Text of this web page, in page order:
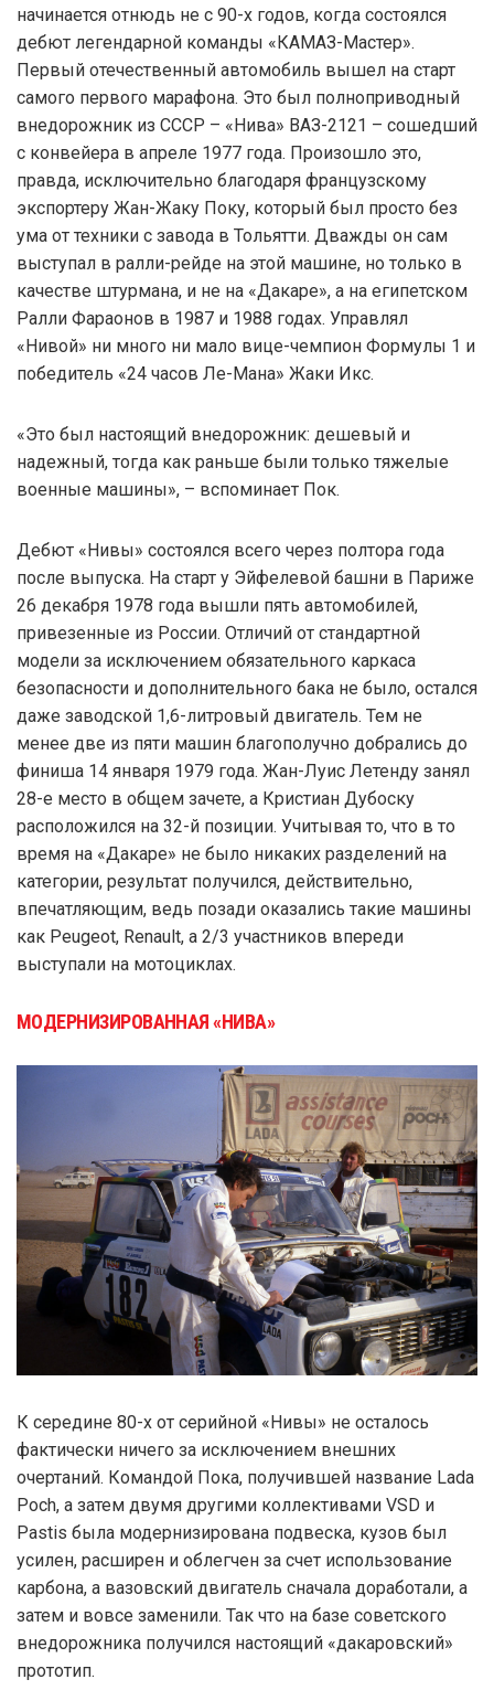
начинается отнюдь не с 90-х годов, когда состоялся
дебют легендарной команды «КАМАЗ-Мастер».
Первый отечественный автомобиль вышел на старт
самого первого марафона. Это был полноприводный
внедорожник из СССР – «Нива» ВАЗ-2121 – сошедший
с конвейера в апреле 1977 года. Произошло это,
правда, исключительно благодаря французскому
экспортеру Жан-Жаку Поку, который был просто без
ума от техники с завода в Тольятти. Дважды он сам
выступал в ралли-рейде на этой машине, но только в
качестве штурмана, и не на «Дакаре», а на египетском
Ралли Фараонов в 1987 и 1988 годах. Управлял
«Нивой» ни много ни мало вице-чемпион Формулы 1 и
победитель «24 часов Ле-Мана» Жаки Икс.
«Это был настоящий внедорожник: дешевый и
надежный, тогда как раньше были только тяжелые
военные машины», – вспоминает Пок.
Дебют «Нивы» состоялся всего через полтора года
после выпуска. На старт у Эйфелевой башни в Париже
26 декабря 1978 года вышли пять автомобилей,
привезенные из России. Отличий от стандартной
модели за исключением обязательного каркаса
безопасности и дополнительного бака не было, остался
даже заводской 1,6-литровый двигатель. Тем не
менее две из пяти машин благополучно добрались до
финиша 14 января 1979 года. Жан-Луис Летенду занял
28-е место в общем зачете, а Кристиан Дубоску
расположился на 32-й позиции. Учитывая то, что в то
время на «Дакаре» не было никаких разделений на
категории, результат получился, действительно,
впечатляющим, ведь позади оказались такие машины
как Peugeot, Renault, а 2/3 участников впереди
выступали на мотоциклах.
МОДЕРНИЗИРОВАННАЯ «НИВА»
К середине 80-х от серийной «Нивы» не осталось
фактически ничего за исключением внешних
очертаний. Командой Пока, получившей название Lada
Poch, а затем двумя другими коллективами VSD и
Pastis была модернизирована подвеска, кузов был
усилен, расширен и облегчен за счет использование
карбона, а вазовский двигатель сначала доработали, а
затем и вовсе заменили. Так что на базе советского
внедорожника получился настоящий «дакаровский»
прототип.